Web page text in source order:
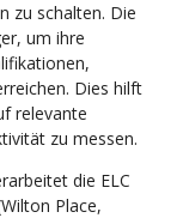
zu schalten. Die
um ihre
Dies hilft
relevante
zu messen.
die ELC
Place,